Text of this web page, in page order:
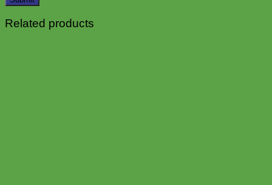
Related products